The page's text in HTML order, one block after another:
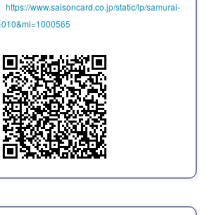
https://www.saisoncard.co.jp/static/lp/samurai-